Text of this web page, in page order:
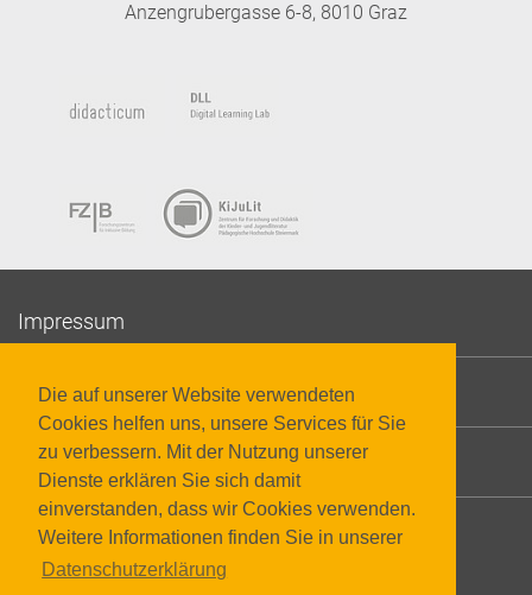
Die auf unserer Website verwendeten
Cookies helfen uns, unsere Services für Sie
zu verbessern. Mit der Nutzung unserer
Dienste erklären Sie sich damit
einverstanden, dass wir Cookies verwenden.
Weitere Informationen finden Sie in unserer
Datenschutzerklärung
Anzengrubergasse 6-8, 8010 Graz
Impressum
Datenschutzerklärung
Barrierefreiheit